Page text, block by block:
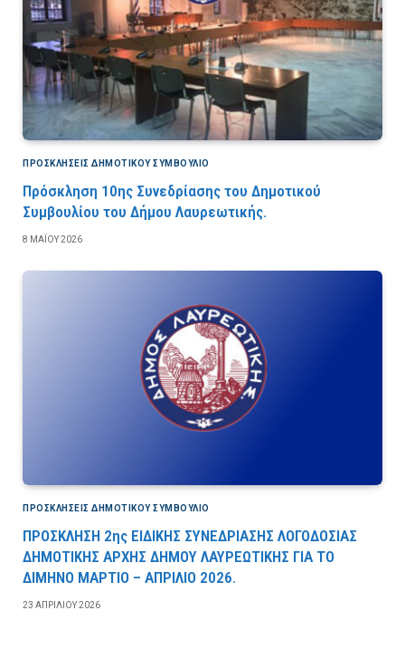
ΠΡΟΣΚΛΉΣΕΙΣ ΔΗΜΟΤΙΚΟΎ ΣΥΜΒΟΎΛΙΟ
Πρόσκληση 10ης Συνεδρίασης του Δημοτικού
Συμβουλίου του Δήμου Λαυρεωτικής.
8 ΜΑΪ́ΟΥ 2026
ΠΡΟΣΚΛΉΣΕΙΣ ΔΗΜΟΤΙΚΟΎ ΣΥΜΒΟΎΛΙΟ
ΠΡΟΣΚΛΗΣΗ 2ης ΕΙΔΙΚΗΣ ΣΥΝΕΔΡΙΑΣΗΣ ΛΟΓΟΔΟΣΙΑΣ
ΔΗΜΟΤΙΚΗΣ ΑΡΧΗΣ ΔΗΜΟΥ ΛΑΥΡΕΩΤΙΚΗΣ ΓΙΑ ΤΟ
ΔΙΜΗΝΟ ΜΑΡΤΙΟ – ΑΠΡΙΛΙΟ 2026.
23 ΑΠΡΙΛΊΟΥ 2026